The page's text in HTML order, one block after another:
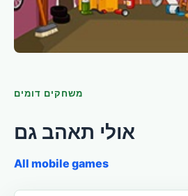
משחקים דומים
אולי תאהב גם
All mobile games